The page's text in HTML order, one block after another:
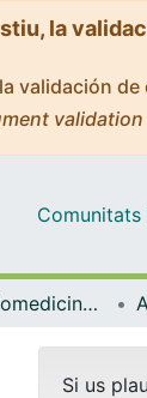
la
validación
Comunitats
Bioquímica i Biomedicina Molecular
Si us